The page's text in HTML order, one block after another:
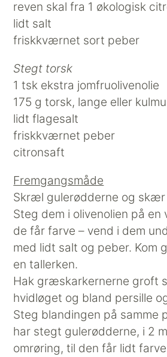
reven skal fra 1 økologisk
lidt salt
friskkværnet sort peber
Stegt torsk
1 tsk ekstra jomfruolivenolie
175 g torsk, lange eller
lidt flagesalt
friskkværnet peber
citronsaft
Fremgangsmåde
Skræl gulerødderne og skær
Steg dem i olivenolien på en
de får farve – vend i dem
med lidt salt og peber. Kom
en tallerken.
Hak græskarkernerne groft
hvidløget og bland persille
Steg blandingen på samme
har stegt gulerødderne, i 2
omrøring, til den får lidt